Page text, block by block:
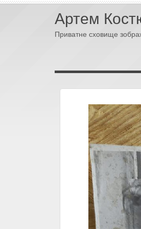
Артем
Приватне сховище